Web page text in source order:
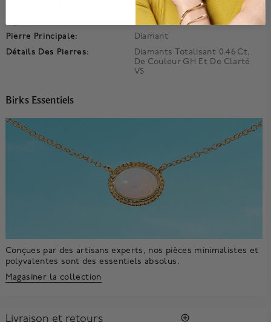
Or Blanc 18 Carats
Anneaux
Pierre Principale:
Diamant
Détails Des Pierres:
Diamants Totalisant 0.46 Ct,
De Couleur GH Et De Clarté
VS
Birks Essentiels
Conçues par des artisans experts, nos pièces minimalistes et
polyvalentes sont des essentiels absolus.
Magasiner la collection
Livraison et retours